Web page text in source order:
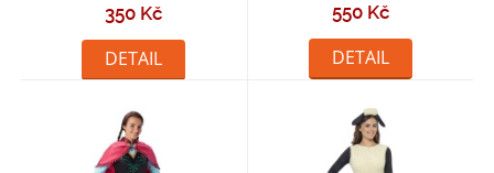
350 Kč
DETAIL
550 Kč
DETAIL